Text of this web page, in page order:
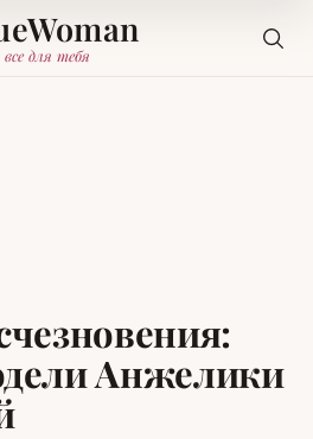
все для тебя
Анжелики